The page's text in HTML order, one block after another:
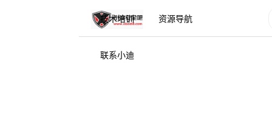
技术培训 资源导航
联系小迪